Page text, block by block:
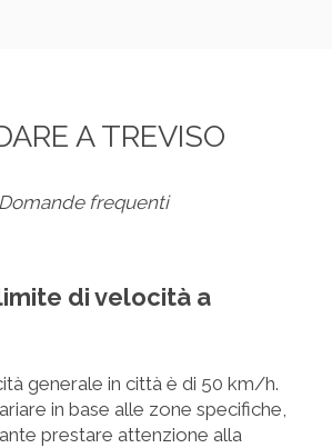
A TREVISO
Domande frequenti
di velocità a
generale in città è di 50 km/h.
in base alle zone specifiche,
prestare attenzione alla